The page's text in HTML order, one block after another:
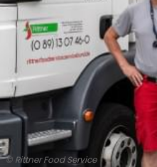
© Rittner Food Service